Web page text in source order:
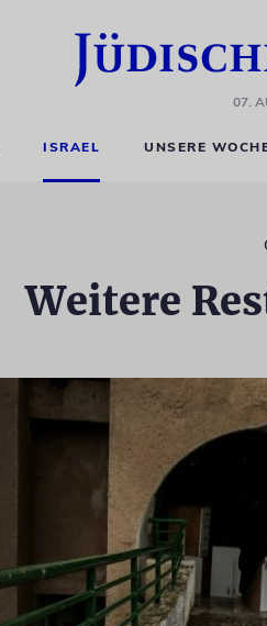
07.
ISRAEL UNSERE
Weitere